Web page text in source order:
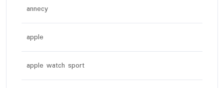
annecy
apple
apple watch sport